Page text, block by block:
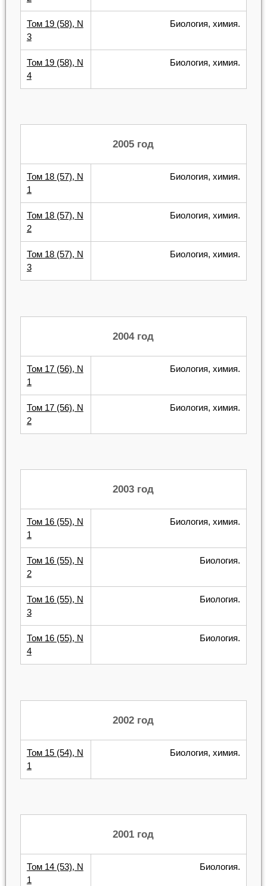
Том 19 (58), N
3
Биология, химия.
Том 19 (58), N
4
Биология, химия.
2005 год
Том 18 (57), N
1
Биология, химия.
Том 18 (57), N
2
Биология, химия.
Том 18 (57), N
3
Биология, химия.
2004 год
Том 17 (56), N
1
Биология, химия.
Том 17 (56), N
2
Биология, химия.
2003 год
Том 16 (55), N
1
Биология, химия.
Том 16 (55), N
2
Биология.
Том 16 (55), N
3
Биология.
Том 16 (55), N
4
Биология.
2002 год
Том 15 (54), N
1
Биология, химия.
2001 год
Том 14 (53), N
1
Биология.